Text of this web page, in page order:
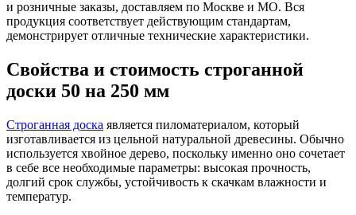
и розничные заказы, доставляем по Москве и МО. Вся
продукция соответствует действующим стандартам,
демонстрирует отличные технические характеристики.
Свойства и стоимость строганной
доски 50 на 250 мм
Строганная доска является пиломатериалом, который
изготавливается из цельной натуральной древесины. Обычно
используется хвойное дерево, поскольку именно оно сочетает
в себе все необходимые параметры: высокая прочность,
долгий срок службы, устойчивость к скачкам влажности и
температур.